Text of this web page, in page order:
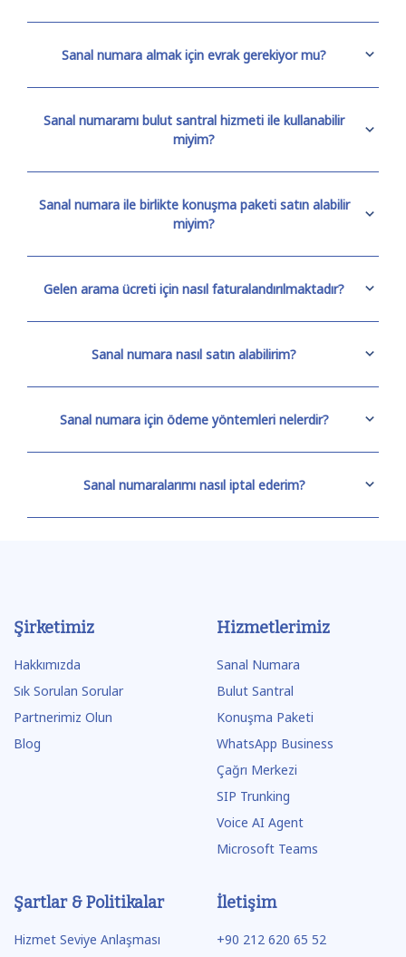
Sanal numara almak için evrak gerekiyor mu?
Sanal numaramı bulut santral hizmeti ile kullanabilir
miyim?
Sanal numara ile birlikte konuşma paketi satın alabilir
miyim?
Gelen arama ücreti için nasıl faturalandırılmaktadır?
Sanal numara nasıl satın alabilirim?
Sanal numara için ödeme yöntemleri nelerdir?
Sanal numaralarımı nasıl iptal ederim?
Şirketimiz
Hakkımızda
Sık Sorulan Sorular
Partnerimiz Olun
Blog
Hizmetlerimiz
Sanal Numara
Bulut Santral
Konuşma Paketi
WhatsApp Business
Çağrı Merkezi
SIP Trunking
Voice AI Agent
Microsoft Teams
Şartlar & Politikalar
Hizmet Seviye Anlaşması
İletişim
+90 212 620 65 52